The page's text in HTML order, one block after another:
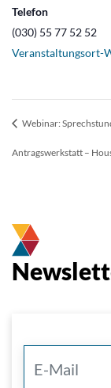
Telefon
(030) 55 77 52 52
Veranstaltungsort-
Webinar:
Antragswerkstatt –